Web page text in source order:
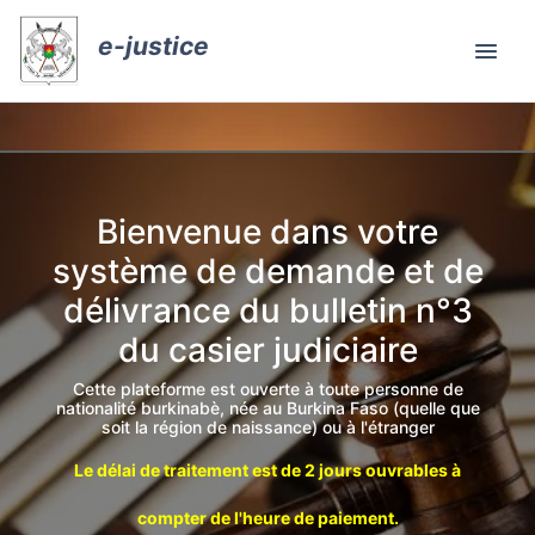
e-justice
Bienvenue dans votre
système de demande et de
délivrance du bulletin n°3
du casier judiciaire
Cette plateforme est ouverte à toute personne de
nationalité burkinabè, née au Burkina Faso (quelle que
soit la région de naissance) ou à l'étranger
Le délai de traitement est de 2 jours ouvrables à
compter de l'heure de paiement.